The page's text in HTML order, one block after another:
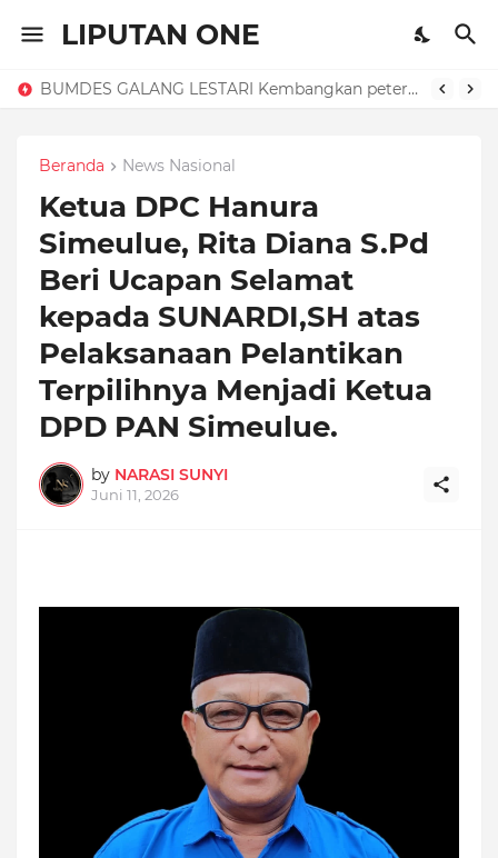
LIPUTAN ONE
BUMDES GALANG LESTARI Kembangkan peternakan Ayam petelur, dorong. Ketahanan pangan dan (PADes).
Beranda News Nasional
Ketua DPC Hanura
Simeulue, Rita Diana S.Pd
Beri Ucapan Selamat
kepada SUNARDI,SH atas
Pelaksanaan Pelantikan
Terpilihnya Menjadi Ketua
DPD PAN Simeulue.
by NARASI SUNYI
Juni 11, 2026